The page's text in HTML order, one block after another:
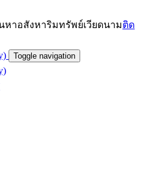
หาอสังหาริมทรัพย์เวียดนามติด
Toggle navigation